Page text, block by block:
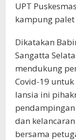
UPT
kampung palet
Dikatakan
Sangatta
mendukung
Covid-19
lansia ini
dan
bersama